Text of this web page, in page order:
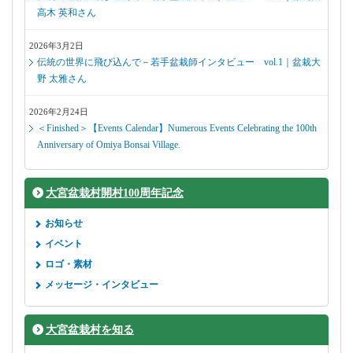
高木 英和さん
2026年3月2日
伝統の世界に飛び込んで－若手盆栽師インタビュー vol.1｜盆栽大
野 太雅さん
2026年2月24日
＜Finished＞【Events Calendar】Numerous Events Celebrating the 100th
Anniversary of Omiya Bonsai Village.
大宮盆栽村開村100周年記念
お知らせ
イベント
ロゴ・素材
メッセージ・インタビュー
大宮盆栽村を知る